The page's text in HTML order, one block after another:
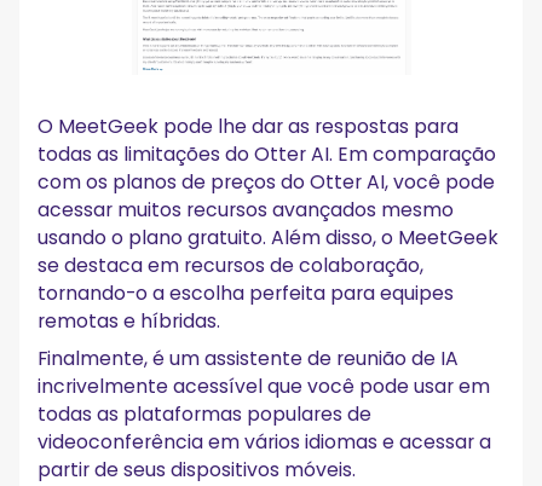
O MeetGeek pode lhe dar as respostas para
todas as limitações do Otter AI. Em comparação
com os planos de preços do Otter AI, você pode
acessar muitos recursos avançados mesmo
usando o plano gratuito. Além disso, o MeetGeek
se destaca em recursos de colaboração,
tornando-o a escolha perfeita para equipes
remotas e híbridas.
Finalmente, é um assistente de reunião de IA
incrivelmente acessível que você pode usar em
todas as plataformas populares de
videoconferência em vários idiomas e acessar a
partir de seus dispositivos móveis.